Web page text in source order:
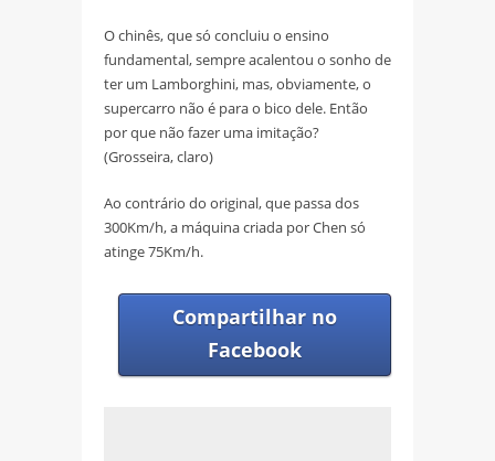
O chinês, que só concluiu o ensino
fundamental, sempre acalentou o sonho de
ter um Lamborghini, mas, obviamente, o
supercarro não é para o bico dele. Então
por que não fazer uma imitação?
(Grosseira, claro)
Ao contrário do original, que passa dos
300Km/h, a máquina criada por Chen só
atinge 75Km/h.
Compartilhar no
Facebook